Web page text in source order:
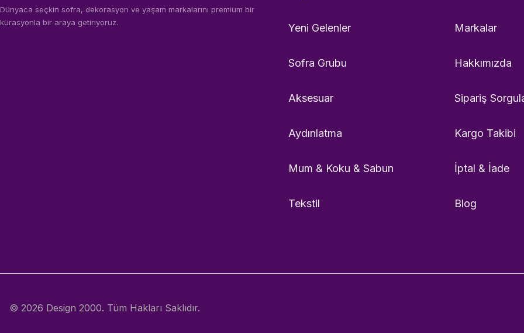
Dünyaca seçkin sofra, dekorasyon ve yaşam markalarını premium bir
kürasyonla bir araya getiriyoruz.
Yeni Gelenler
Sofra Grubu
Aksesuar
Aydınlatma
Mum & Koku & Sabun
Tekstil
Markalar
Hakkımızda
Sipariş
Kargo Takibi
İptal & İade
Blog
© 2026 Design 2000. Tüm Hakları Saklıdır.